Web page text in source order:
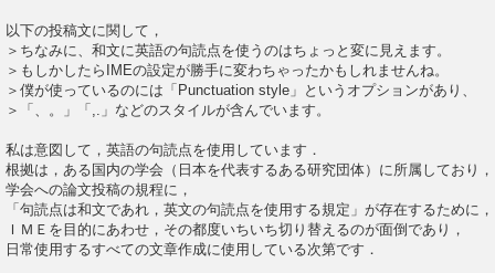
以下の投稿文に関して，
＞ちなみに、和文に英語の句読点を使うのはちょっと変に見えます。
＞もしかしたらIMEの設定が勝手に変わちゃったかもしれませんね。
＞僕が使っているのには「Punctuation style」というオプションがあり、
＞「、。」「,.」などのスタイルが含んでいます。
私は意図して，英語の句読点を使用しています．
根拠は，ある国内の学会（日本を代表するある研究団体）に所属しており，
学会への論文投稿の規程に，
「句読点は和文であれ，英文の句読点を使用する規定」が存在するために，
ＩＭＥを目的にあわせ，その都度いちいち切り替えるのが面倒であり，
日常使用するすべての文章作成に使用している次第です．